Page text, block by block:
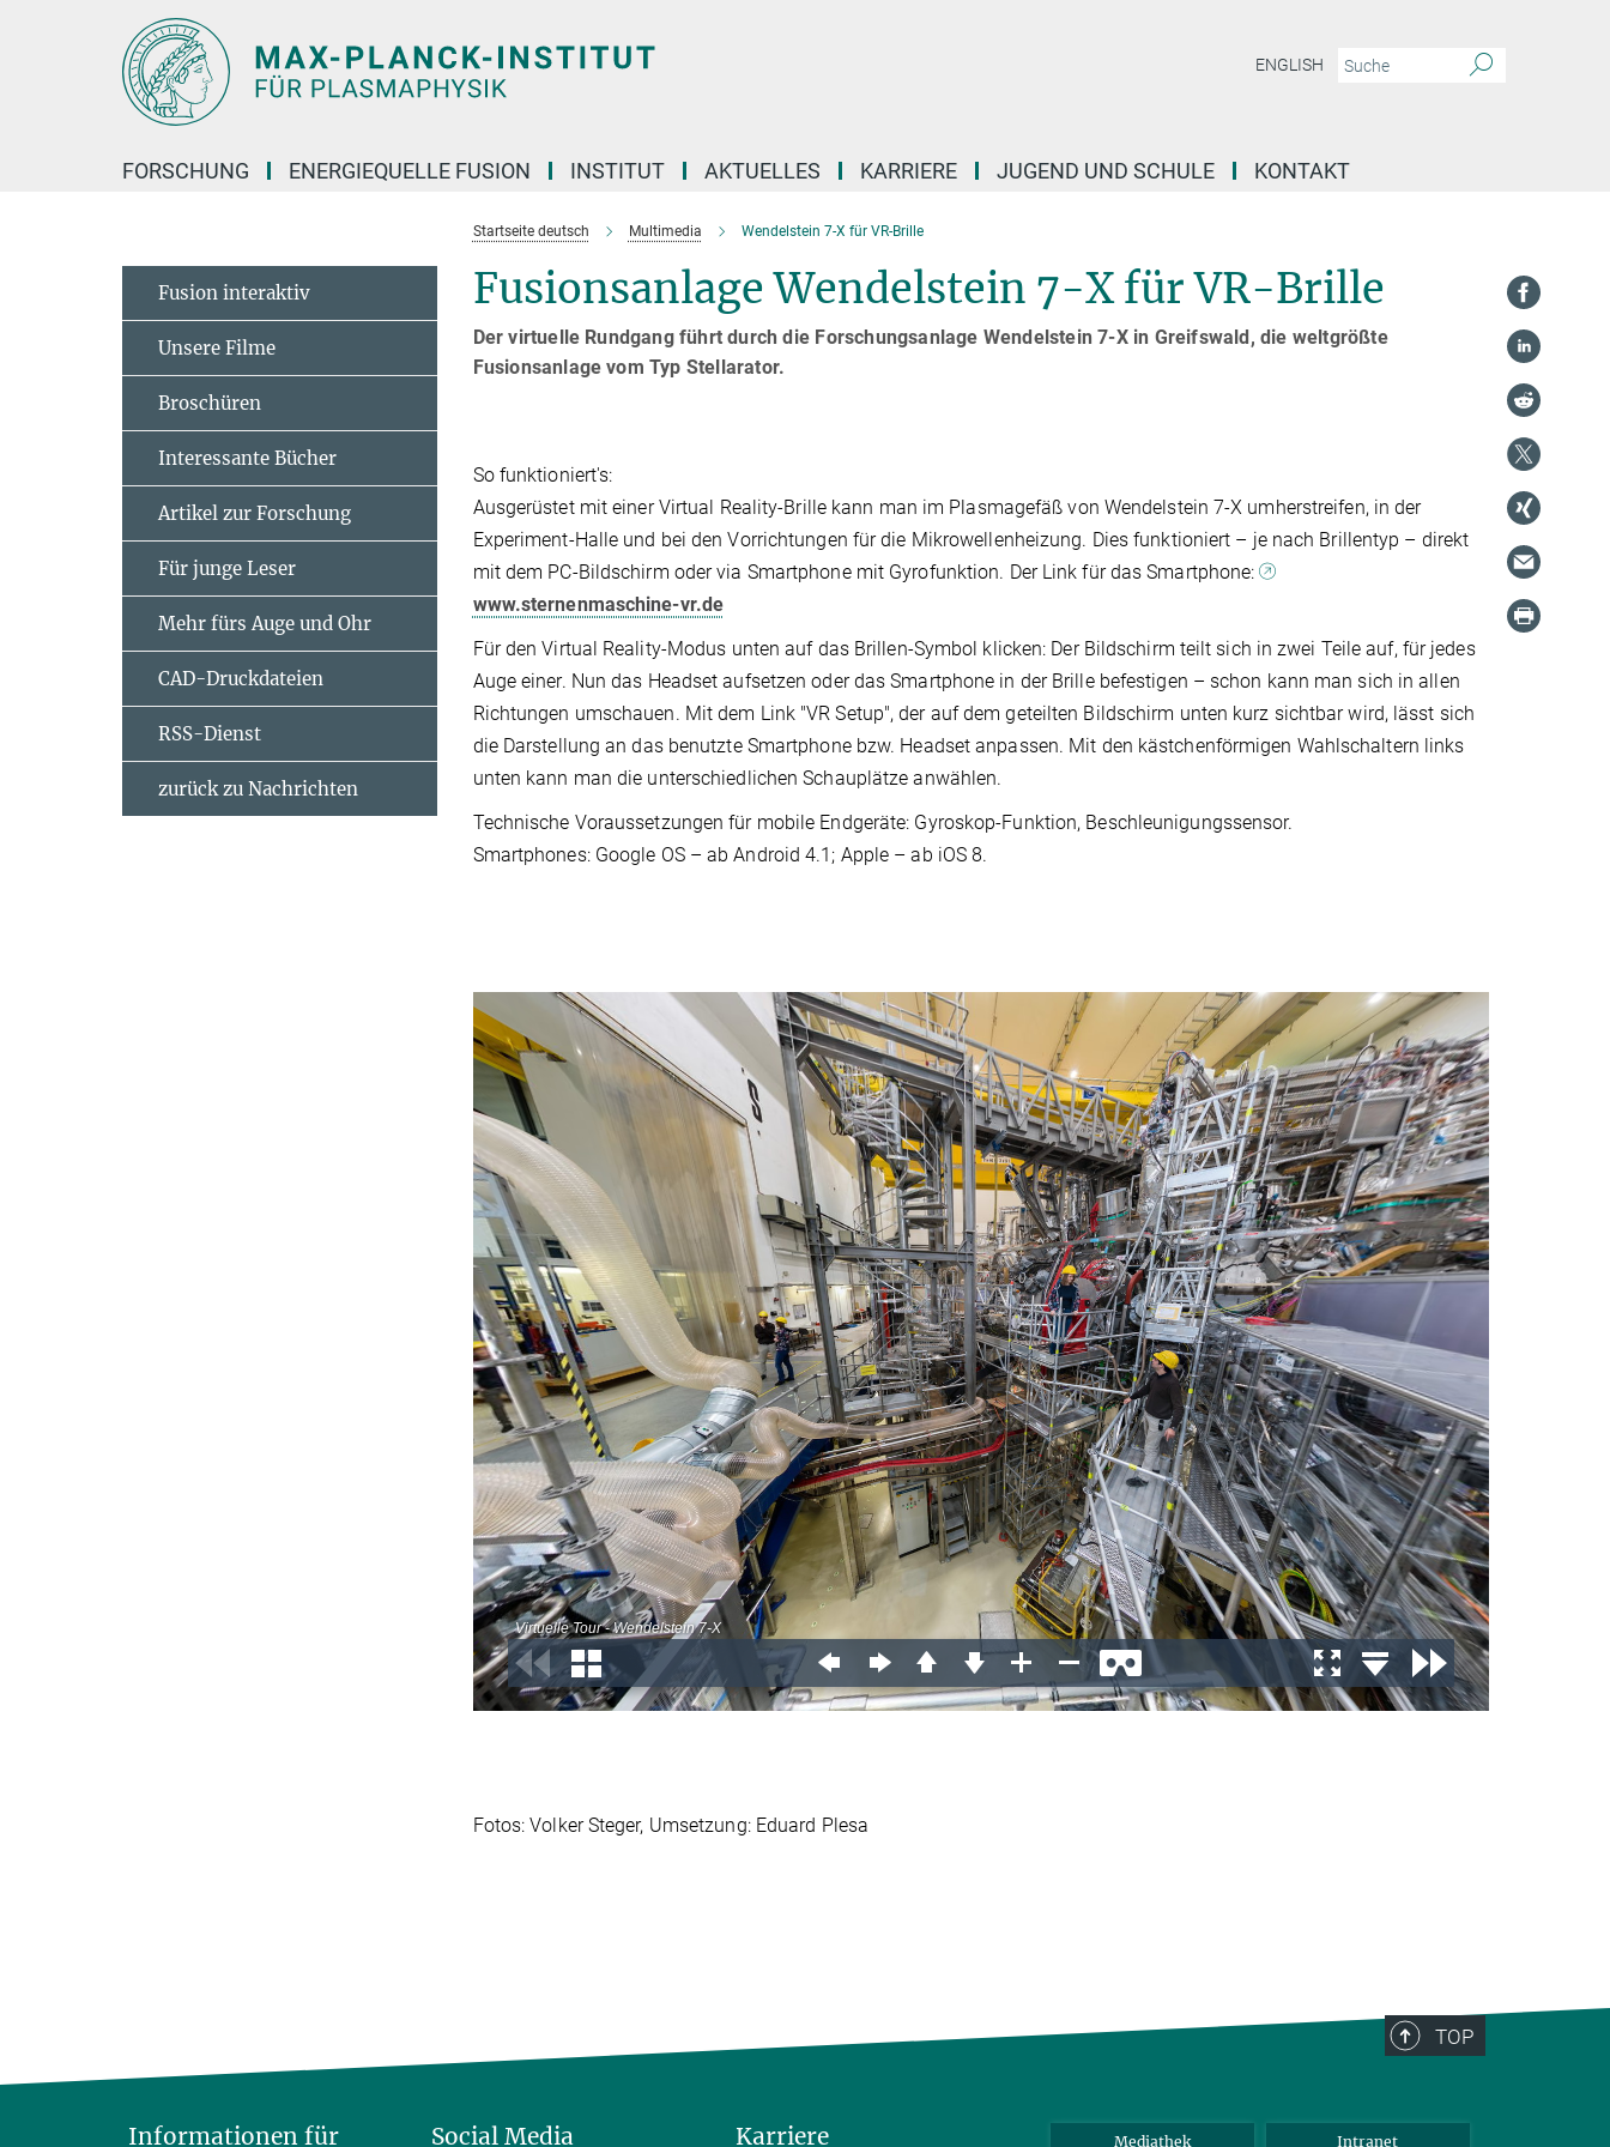
ENGLISH
FORSCHUNG ENERGIEQUELLE FUSION INSTITUT AKTUELLES KARRIERE JUGEND UND SCHULE KONTAKT
Startseite deutsch Multimedia Wendelstein 7-X für VR-Brille
Fusionsanlage Wendelstein 7-X für VR-Brille
Der virtuelle Rundgang führt durch die Forschungsanlage Wendelstein 7-X in Greifswald, die weltgrößte
Fusionsanlage vom Typ Stellarator.
So funktioniert's:
Ausgerüstet mit einer Virtual Reality-Brille kann man im Plasmagefäß von Wendelstein 7-X umherstreifen, in der
Experiment-Halle und bei den Vorrichtungen für die Mikrowellenheizung. Dies funktioniert – je nach Brillentyp – direkt
mit dem PC-Bildschirm oder via Smartphone mit Gyrofunktion. Der Link für das Smartphone:
www.sternenmaschine-vr.de
Für den Virtual Reality-Modus unten auf das Brillen-Symbol klicken: Der Bildschirm teilt sich in zwei Teile auf, für jedes
Auge einer. Nun das Headset aufsetzen oder das Smartphone in der Brille befestigen – schon kann man sich in allen
Richtungen umschauen. Mit dem Link "VR Setup", der auf dem geteilten Bildschirm unten kurz sichtbar wird, lässt sich
die Darstellung an das benutzte Smartphone bzw. Headset anpassen. Mit den kästchenförmigen Wahlschaltern links
unten kann man die unterschiedlichen Schauplätze anwählen.
Technische Voraussetzungen für mobile Endgeräte: Gyroskop-Funktion, Beschleunigungssensor.
Smartphones: Google OS – ab Android 4.1; Apple – ab iOS 8.
Fotos: Volker Steger, Umsetzung: Eduard Plesa
Fusion interaktiv
Unsere Filme
Broschüren
Interessante Bücher
Artikel zur Forschung
Für junge Leser
Mehr fürs Auge und Ohr
CAD-Druckdateien
RSS-Dienst
zurück zu Nachrichten
TOP
Informationen für Social Media Karriere Mediathek Intranet